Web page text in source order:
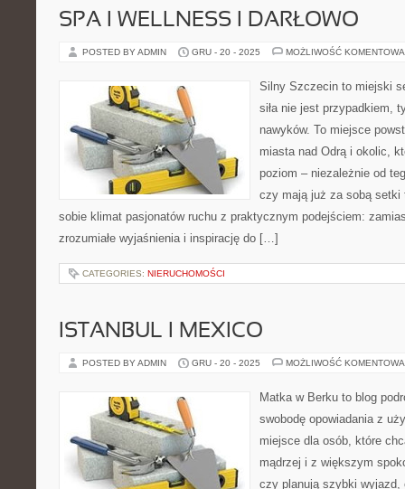
SPA I WELLNESS I DARŁOWO
POSTED BY ADMIN GRU - 20 - 2025 MOŻLIWOŚĆ
Silny Szczecin to miejski
siła nie jest przypadkiem,
nawyków. To miejsce
miasta nad Odrą i okolic,
poziom – niezależnie od
czy mają już za sobą setki
sobie klimat pasjonatów ruchu z praktycznym podejściem:
zrozumiałe wyjaśnienia i inspirację do […]
CATEGORIES: NIERUCHOMOŚCI
ISTANBUL I MEXICO
POSTED BY ADMIN GRU - 20 - 2025 MOŻLIWOŚĆ
Matka w Berku to blog
swobodę opowiadania z
miejsce dla osób, które
mądrzej i z większym
czy planują szybki